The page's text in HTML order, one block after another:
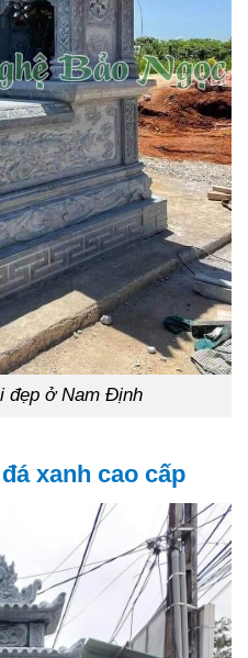
đẹp ở Nam Định
xanh cao cấp